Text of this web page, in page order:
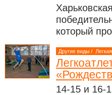
который
Другие виды /
14-15 и 16-